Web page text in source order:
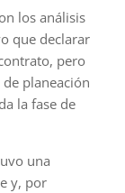
los análisis
que declarar
pero
planeación
la fase de
una
y, por